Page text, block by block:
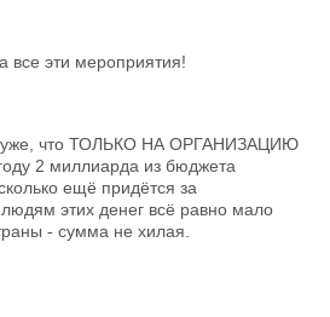
все эти мероприятия!
уже, что ТОЛЬКО НА ОРГАНИЗАЦИЮ
2 миллиарда из бюджета
ещё придётся за
этих денег всё равно мало
- сумма не хилая.